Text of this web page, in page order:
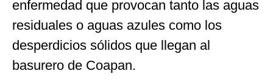
enfermedad que provocan tanto las aguas
residuales o aguas azules como los
desperdicios sólidos que llegan al
basurero de Coapan.